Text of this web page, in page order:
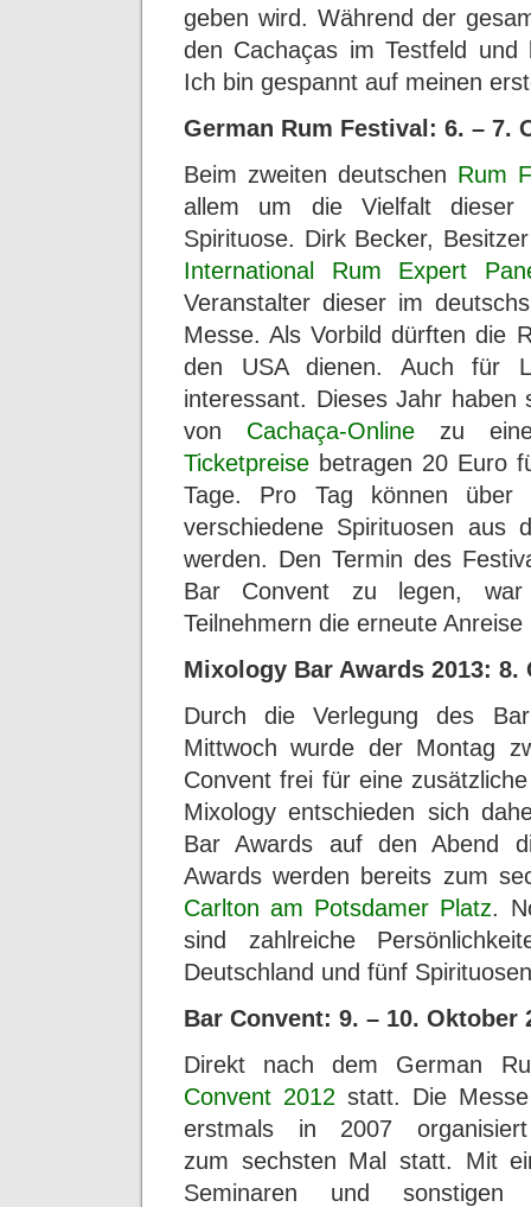
geben wird. Während der
den Cachaças im Testfeld und
Ich bin gespannt auf meinen
German Rum Festival: 6. – 7.
Beim zweiten deutschen Rum
allem um die Vielfalt dieser
Spirituose. Dirk Becker,
International Rum Expert
Veranstalter dieser im
Messe. Als Vorbild dürften die
den USA dienen. Auch für
interessant. Dieses Jahr haben
von Cachaça-Online zu
Ticketpreise betragen 20 Euro
Tage. Pro Tag können über
verschiedene Spirituosen aus
werden. Den Termin des
Bar Convent zu legen,
Teilnehmern die erneute
Mixology Bar Awards 2013: 8.
Durch die Verlegung des
Mittwoch wurde der Montag
Convent frei für eine
Mixology entschieden sich
Bar Awards auf den Abend
Awards werden bereits zum
Carlton am Potsdamer Platz.
sind zahlreiche
Deutschland und fünf
Bar Convent: 9. – 10. Oktober
Direkt nach dem German
Convent 2012 statt. Die
erstmals in 2007
zum sechsten Mal statt. Mit
Seminaren und sonstigen